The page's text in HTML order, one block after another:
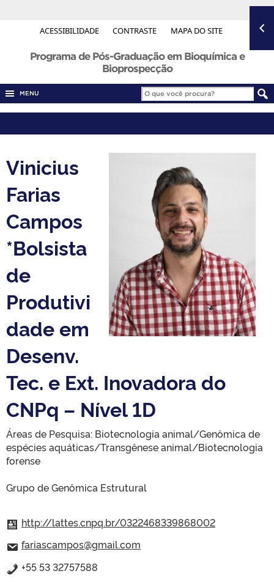
ACESSIBILIDADE CONTRASTE MAPA DO SITE
Programa de Pós-Graduação em Bioquímica e
Bioprospecção
MENU
Vinicius
Farias
Campos
*Bolsista
de
Produtivi
dade em
Desenv.
Tec. e Ext. Inovadora do
CNPq – Nível 1D
Áreas de Pesquisa: Biotecnologia animal/Genômica de
espécies aquáticas/Transgênese animal/Biotecnologia
forense
Grupo de Genômica Estrutural
http://lattes.cnpq.br/0322468339868002
fariascampos@gmail.com
+55 53 32757588